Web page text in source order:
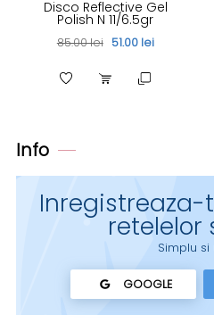
Disco Reflective Gel
Polish N 11/6.5gr
85.00 lei 51.00 lei
Info
retelelor
Simplu si
GOOGLE